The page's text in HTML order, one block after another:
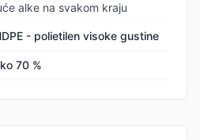
alke na svakom kraju
- polietilen visoke gustine
70 %